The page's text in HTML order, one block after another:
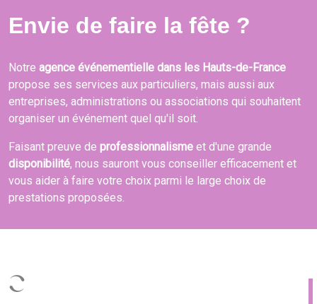
Envie de faire la fête ?
Notre agence événementielle dans les Hauts-de-France
propose ses services aux particuliers, mais aussi aux
entreprises, administrations ou associations qui souhaitent
organiser un événement quel qu'il soit.
Faisant preuve de professionnalisme et d'une grande
disponibilité, nous sauront vous conseiller efficacement et
vous aider à faire votre choix parmi le large choix de
prestations proposées.